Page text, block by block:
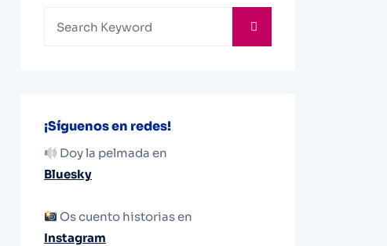
¡Síguenos en redes!
Doy la pelmada en
Bluesky
Os cuento historias en
Instagram